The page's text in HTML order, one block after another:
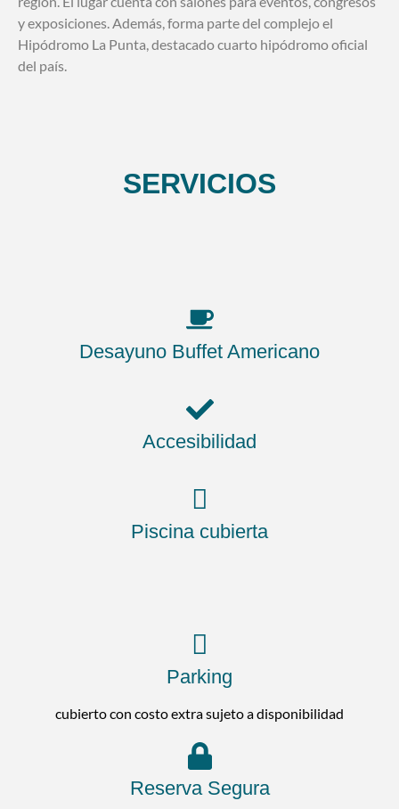
y exposiciones. Además, forma parte del complejo el
Hipódromo La Punta, destacado cuarto hipódromo oficial
del país.
SERVICIOS
Desayuno Buffet Americano
Accesibilidad
Piscina cubierta
Parking
cubierto con costo extra sujeto a disponibilidad
Reserva Segura